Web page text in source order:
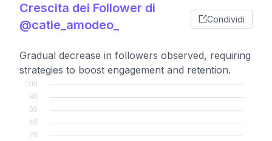
Crescita dei Follower di
@catie_amodeo_
Condividi
Gradual decrease in followers observed, requiring
strategies to boost engagement and retention.